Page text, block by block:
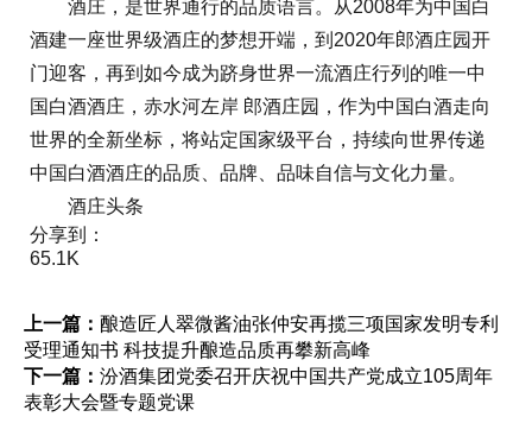
酒庄，是世界通行的品质语言。从2008年为中国白
酒建一座世界级酒庄的梦想开端，到2020年郎酒庄园开
门迎客，再到如今成为跻身世界一流酒庄行列的唯一中
国白酒酒庄，赤水河左岸 郎酒庄园，作为中国白酒走向
世界的全新坐标，将站定国家级平台，持续向世界传递
中国白酒酒庄的品质、品牌、品味自信与文化力量。
酒庄头条
分享到：
65.1K
上一篇： 酿造匠人翠微酱油张仲安再揽三项国家发明专利
受理通知书 科技提升酿造品质再攀新高峰
下一篇： 汾酒集团党委召开庆祝中国共产党成立105周年
表彰大会暨专题党课